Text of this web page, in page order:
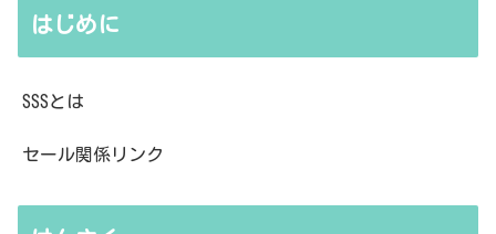
はじめに
SSSとは
セール関係リンク